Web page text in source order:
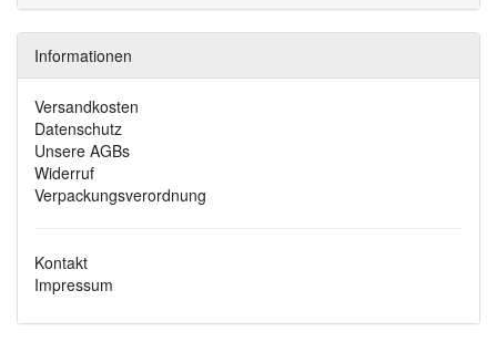
Informationen
Versandkosten
Datenschutz
Unsere AGBs
Widerruf
Verpackungsverordnung
Kontakt
Impressum